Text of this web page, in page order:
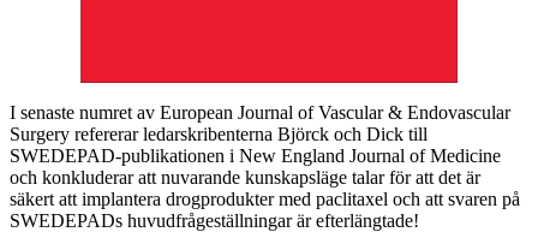
I senaste numret av European Journal of Vascular & Endovascular
Surgery refererar ledarskribenterna Björck och Dick till
SWEDEPAD-publikationen i New England Journal of Medicine
och konkluderar att nuvarande kunskapsläge talar för att det är
säkert att implantera drogprodukter med paclitaxel och att svaren på
SWEDEPADs huvudfrågeställningar är efterlängtade!